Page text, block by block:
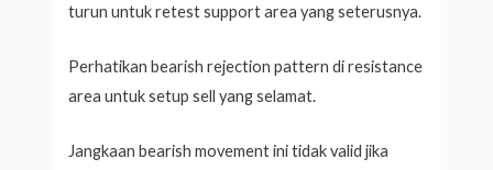
turun untuk retest support area yang seterusnya.
Perhatikan bearish rejection pattern di resistance
area untuk setup sell yang selamat.
Jangkaan bearish movement ini tidak valid jika